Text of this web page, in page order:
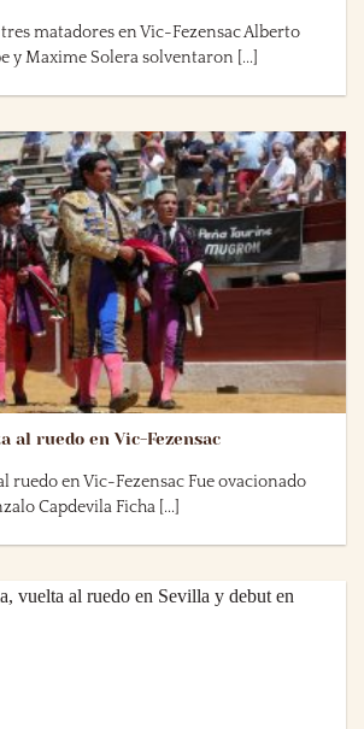
matadores en Vic-Fezensac Alberto
y Maxime Solera solventaron [...]
al ruedo en Vic-Fezensac
ruedo en Vic-Fezensac Fue ovacionado
Capdevila Ficha [...]